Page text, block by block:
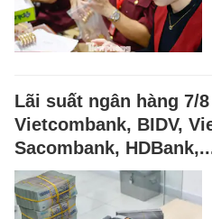
Lãi suất ngân hàng 7/
Vietcombank, BIDV,
Sacombank,